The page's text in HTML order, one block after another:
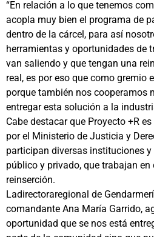
“En relación a lo que tenemos
acopla muy bien el programa de
dentro de la cárcel, para así
herramientas y oportunidades de
van saliendo y que tengan una
real, es por eso que como gremio
porque también nos cooperamos
entregar esta solución a la
Cabe destacar que Proyecto +R
por el Ministerio de Justicia y
participan diversas instituciones
público y privado, que trabajan
reinserción.
Ladirectoraregional de
comandante Ana María Garrido,
oportunidad que se nos está